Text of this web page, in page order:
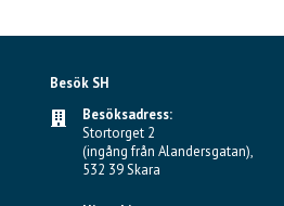
Besök SH
Besöksadress:
Stortorget 2
(ingång från Alandersgatan),
532 39 Skara